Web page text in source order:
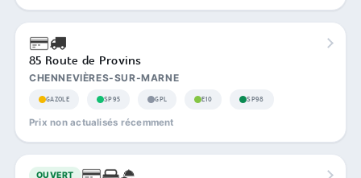
85 Route de Provins
CHENNEVIÈRES-SUR-MARNE
GAZOLE SP95 GPL E10 SP98
Prix non actualisés récemment
OUVERT